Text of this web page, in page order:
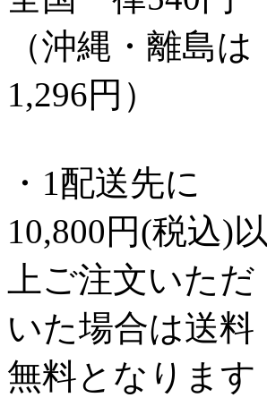
（沖縄・離島は
1,296円）
・1配送先に
10,800円(税込)以
上ご注文いただ
いた場合は送料
無料となります